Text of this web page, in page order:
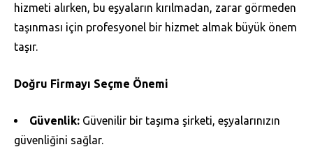
hizmeti alırken, bu eşyaların kırılmadan, zarar görmeden
taşınması için profesyonel bir hizmet almak büyük önem
taşır.
Doğru Firmayı Seçme Önemi
Güvenlik: Güvenilir bir taşıma şirketi, eşyalarınızın
güvenliğini sağlar.